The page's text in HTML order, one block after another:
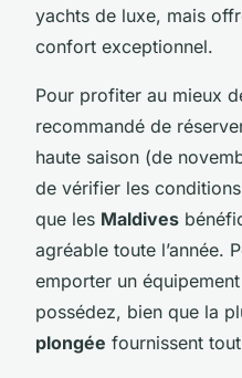
yachts de luxe, mais
confort exceptionnel.
Pour profiter au mieux
recommandé de
haute saison (de
de vérifier les
que les Maldives
agréable toute l’année.
emporter un
possédez, bien que la
plongée fournissent